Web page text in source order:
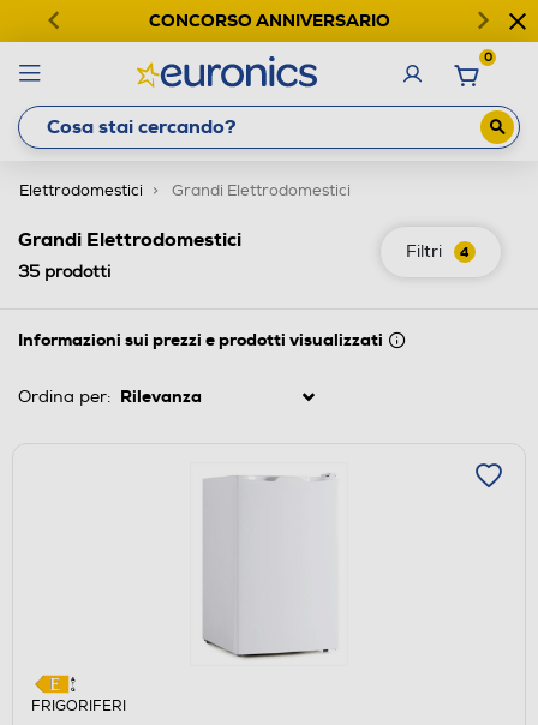
CONCORSO ANNIVERSARIO
0
Elettrodomestici Grandi Elettrodomestici
Filtri 4
Grandi Elettrodomestici
35 prodotti
Informazioni sui prezzi e prodotti visualizzati
Ordina per:
FRIGORIFERI